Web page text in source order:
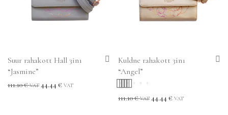
Suur rahakott Hall 3in1
“Jasmine”
111.10€ VAT 44.44€ VAT
Kuldne rahakott 3in1
“Angel”
Hinnanguga
111.10€ VAT 44.44€ VAT